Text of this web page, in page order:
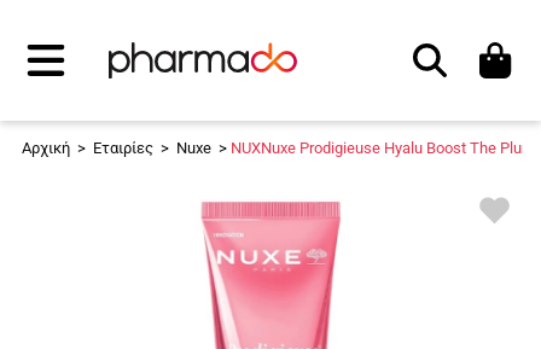
Αναζήτηση
Αρχική > Εταιρίες > Nuxe > NUXNuxe Prodigieuse Hyalu Boost The